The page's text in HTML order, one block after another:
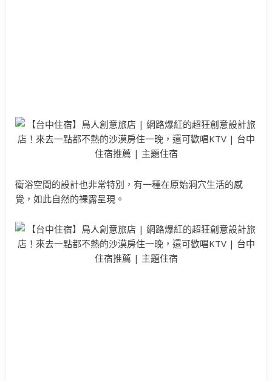
衛浴空間的設計也非常特別，有一種在原始洞穴生活的感
覺，如此自然的裸露呈現。